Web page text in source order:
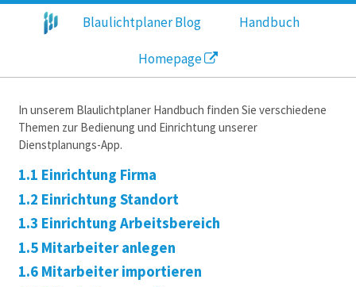
Blaulichtplaner Blog Handbuch
Homepage
In unserem Blaulichtplaner Handbuch finden Sie verschiedene
Themen zur Bedienung und Einrichtung unserer
Dienstplanungs-App.
1.1 Einrichtung Firma
1.2 Einrichtung Standort
1.3 Einrichtung Arbeitsbereich
1.5 Mitarbeiter anlegen
1.6 Mitarbeiter importieren